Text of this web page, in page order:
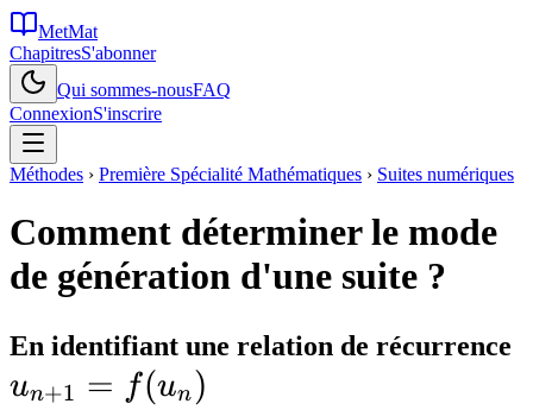
MetMat
ChapitresS'abonner
Qui sommes-nousFAQ
ConnexionS'inscrire
Méthodes › Première Spécialité Mathématiques › Suites numériques
Comment déterminer le mode
de génération d'une suite ?
En identifiant une relation de récurrence
un+1 = f(un)